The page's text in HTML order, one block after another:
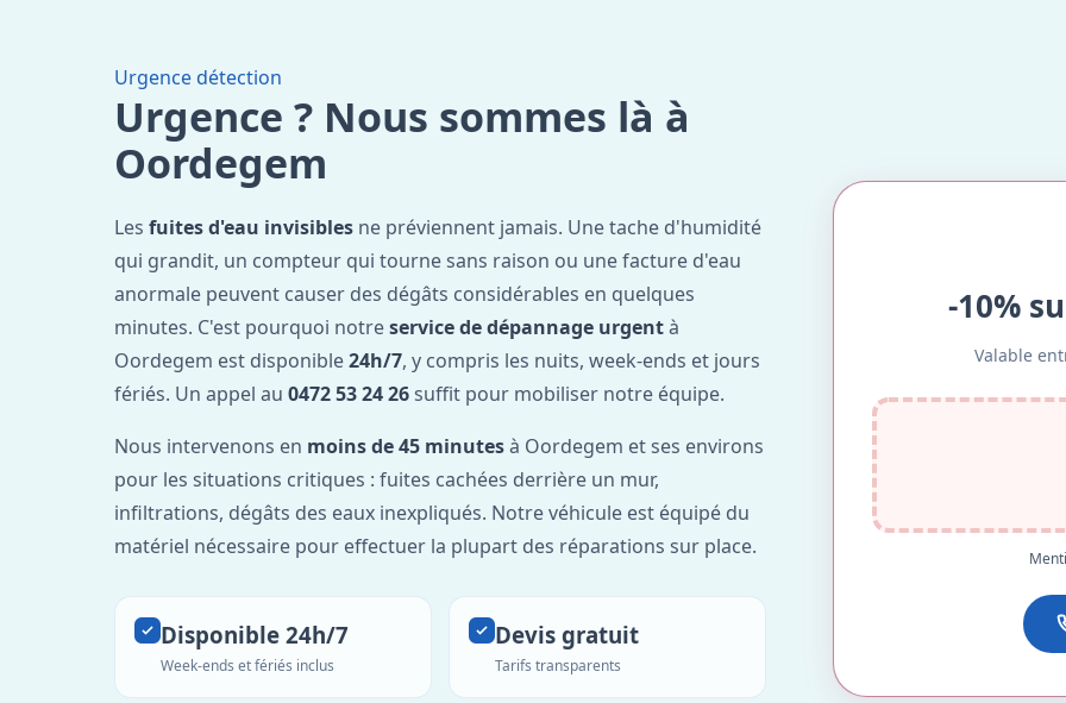
Urgence détection
Urgence ? Nous sommes là à
Oordegem
Les fuites d'eau invisibles ne préviennent jamais. Une tache d'humidité
qui grandit, un compteur qui tourne sans raison ou une facture d'eau
anormale peuvent causer des dégâts considérables en quelques
minutes. C'est pourquoi notreservice de dépannage urgentà
Oordegem est disponible24h/7, y compris les nuits, week-ends et jours
fériés. Un appel au 0472 53 24 26suffit pour mobiliser notre équipe.
Nous intervenons en moins de 45 minutesà Oordegem et ses environs
pour les situations critiques : fuites cachées derrière un mur,
infiltrations, dégâts des eaux inexpliqués. Notre véhicule est équipé du
matériel nécessaire pour effectuer la plupart des réparations sur place.
Disponible 24h/7
Week-ends et fériés inclus
Devis gratuit
Tarifs transparents
-10%
Valable